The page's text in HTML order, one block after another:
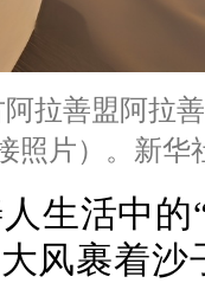
阿拉善盟阿拉
照片）。新华
生活中
风裹着